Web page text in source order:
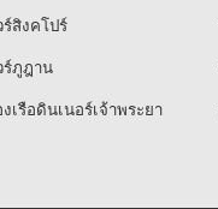
สิงคโปร์
ร์ภูฎาน
เรือดินเนอร์เจ้าพระยา